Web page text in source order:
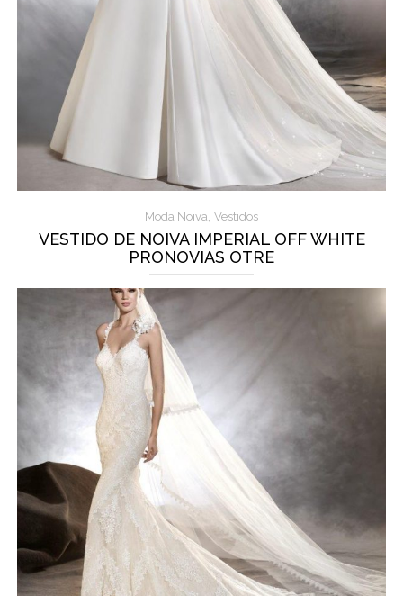
Moda Noiva, Vestidos
VESTIDO DE NOIVA IMPERIAL OFF WHITE
PRONOVIAS OTRE